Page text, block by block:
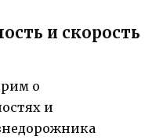
и скорость
о
и